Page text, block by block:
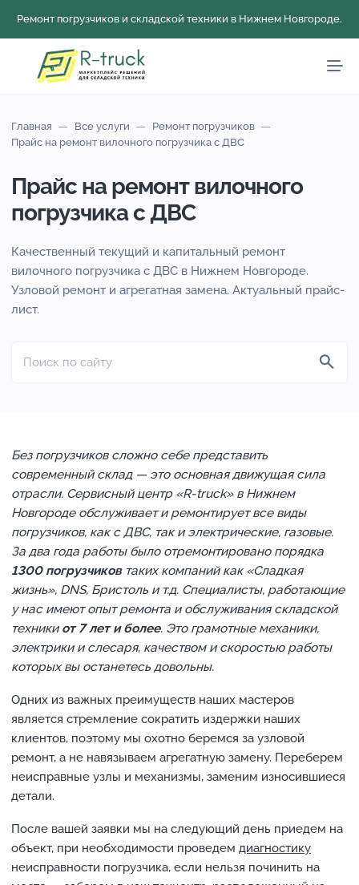
Ремонт погрузчиков и складской техники в Нижнем Новгороде.
Главная Все услуги
Ремонт погрузчиков
Прайс на ремонт вилочного погрузчика с ДВС
Прайс на ремонт вилочного
погрузчика с ДВС
Качественный текущий и капитальный ремонт
вилочного погрузчика с ДВС в Нижнем Новгороде.
Узловой ремонт и агрегатная замена. Актуальный прайс-
лист.
Без погрузчиков сложно себе представить
современный склад — это основная движущая сила
отрасли. Сервисный центр «R-truck» в Нижнем
Новгороде обслуживает и ремонтирует все виды
погрузчиков, как с ДВС, так и электрические, газовые.
За два года работы было отремонтировано порядка
1300 погрузчиковтаких компаний как «Сладкая
жизнь», DNS, Бристоль и т.д. Специалисты, работающие
у нас имеют опыт ремонта и обслуживания складской
техники от 7 лет и более. Это грамотные механики,
электрики и слесаря, качеством и скоростью работы
которых вы останетесь довольны.
Одних из важных преимуществ наших мастеров
является стремление сократить издержки наших
клиентов, поэтому мы охотно беремся за узловой
ремонт, а не навязываем агрегатную замену. Переберем
неисправные узлы и механизмы, заменим износившиеся
детали.
После вашей заявки мы на следующий день приедем на
объект, при необходимости проведем диагностику
неисправности погрузчика, если нельзя починить на